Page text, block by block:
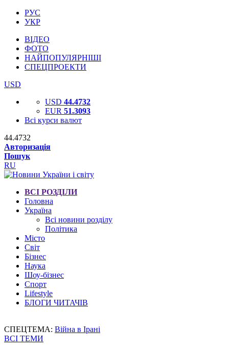
РУС
УКР
ВІДЕО
ФОТО
НАЙПОПУЛЯРНІШІ
СПЕЦПРОЕКТИ
USD
USD 44.4732
EUR 51.3093
Всі курси валют
44.4732
Авторизація
Пошук
RU
ВСІ РОЗДІЛИ
Головна
Україна
Всі новини розділу
Політика
Місто
Світ
Бізнес
Наука
Шоу-бізнес
Спорт
Lifestyle
БЛОГИ ЧИТАЧІВ
СПЕЦТЕМА: Війна в Ірані
ВСІ ТЕМИ